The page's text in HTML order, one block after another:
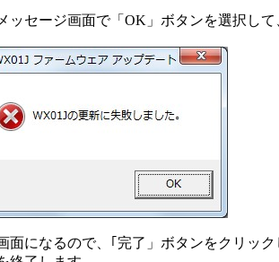
ッセージ画面で「OK」ボタンを選択し
面になるので、｢完了」ボタンをクリッ